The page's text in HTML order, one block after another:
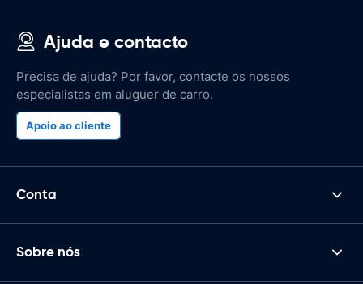
Ajuda e contacto
Precisa de ajuda? Por favor, contacte os nossos
especialistas em aluguer de carro.
Apoio ao cliente
Conta
Sobre nós